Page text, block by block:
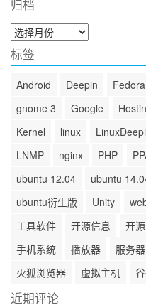
归档
归
档
标签
Android Deepin Fedora
gnome 3
Google
Kernel
linux
LNMP
nginx PHP
ubuntu 12.04
ubuntu
ubuntu衍生版
Unity
工具软件
开源信息 开
手机系统
播放器 服务器
火狐浏览器
虚拟主机
近期评论